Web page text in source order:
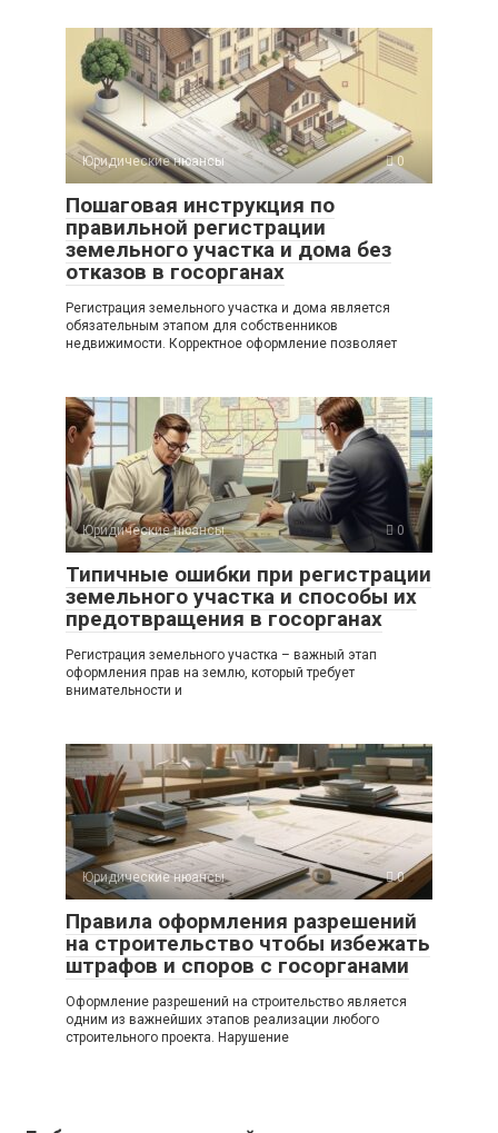
Юридические нюансы 0
Пошаговая инструкция по
правильной регистрации
земельного участка и дома без
отказов в госорганах
Регистрация земельного участка и дома является
обязательным этапом для собственников
недвижимости. Корректное оформление позволяет
Юридические нюансы 0
Типичные ошибки при регистрации
земельного участка и способы их
предотвращения в госорганах
Регистрация земельного участка – важный этап
оформления прав на землю, который требует
внимательности и
Юридические нюансы 0
Правила оформления разрешений
на строительство чтобы избежать
штрафов и споров с госорганами
Оформление разрешений на строительство является
одним из важнейших этапов реализации любого
строительного проекта. Нарушение